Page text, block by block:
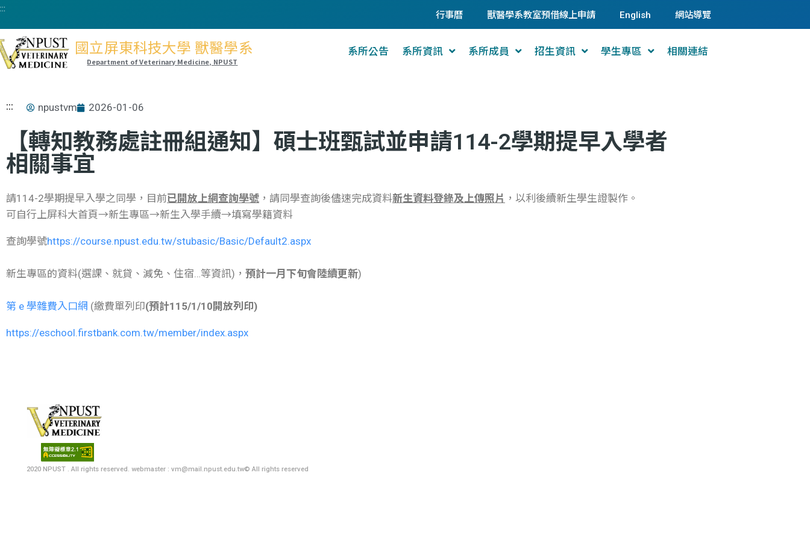
:::
行事曆 獸醫學系教室預借線上申請 English 網站導覽
國立屏東科技大學 獸醫學系
Department of Veterinary Medicine, NPUST
系所公告 系所資訊 系所成員 招生資訊 學生專區 相關連結
::: npustvm 2026-01-06
【轉知教務處註冊組通知】碩士班甄試並申請114-2學期提早入學者
相關事宜
請114-2學期提早入學之同學，目前已開放上網查詢學號 ，請同學查詢後儘速完成資料新生資料登錄及上傳照片 ，以利後續新生學生證製作。
可自行上屏科大首頁→新生專區→新生入學手續→填寫學籍資料
查詢學號https://course.npust.edu.tw/stubasic/Basic/Default2.aspx
新生專區的資料(選課、就貸、減免、住宿…等資訊)， 預計一月下旬會陸續更新)
第 e 學雜費入口網 (繳費單列印(預計115/1/10開放列印)
https://eschool.firstbank.com.tw/member/index.aspx
2020 NPUST . All rights reserved. webmaster : vm@mail.npust.edu.tw© All rights reserved